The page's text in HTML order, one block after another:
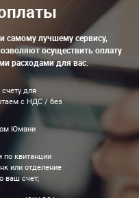
самому лучшему сервису,
осуществить оплату
расходами для вас.
для
с НДС / без
Юмани
по квитанции
или отделение
ваш счет;